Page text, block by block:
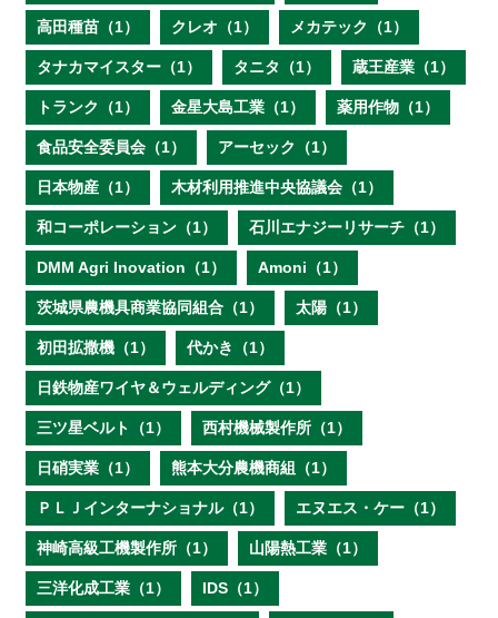
高田種苗（1） クレオ（1） メカテック（1）
タナカマイスター（1） タニタ（1） 蔵王産業（1）
トランク（1） 金星大島工業（1） 薬用作物（1）
食品安全委員会（1） アーセック（1）
日本物産（1） 木材利用推進中央協議会（1）
和コーポレーション（1） 石川エナジーリサーチ（1）
DMM Agri Inovation（1） Amoni（1）
茨城県農機具商業協同組合（1） 太陽（1）
初田拡撒機（1） 代かき（1）
日鉄物産ワイヤ＆ウェルディング（1）
三ツ星ベルト（1） 西村機械製作所（1）
日硝実業（1） 熊本大分農機商組（1）
ＰＬＪインターナショナル（1） エヌエス・ケー（1）
神崎高級工機製作所（1） 山陽熱工業（1）
三洋化成工業（1） IDS（1）